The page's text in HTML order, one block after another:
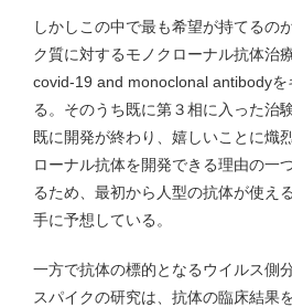
しかしこの中で最も希望が持てるの
ク質に対するモノクローナル抗体治
covid-19 and monoclonal antibody
る。そのうち既に第３相に入った治
既に開発が終わり、嬉しいことに熾
ローナル抗体を開発できる理由の一
るため、最初から人型の抗体が使え
手に予想している。
一方で抗体の標的となるウイルス側
スパイクの研究は、抗体の臨床結果